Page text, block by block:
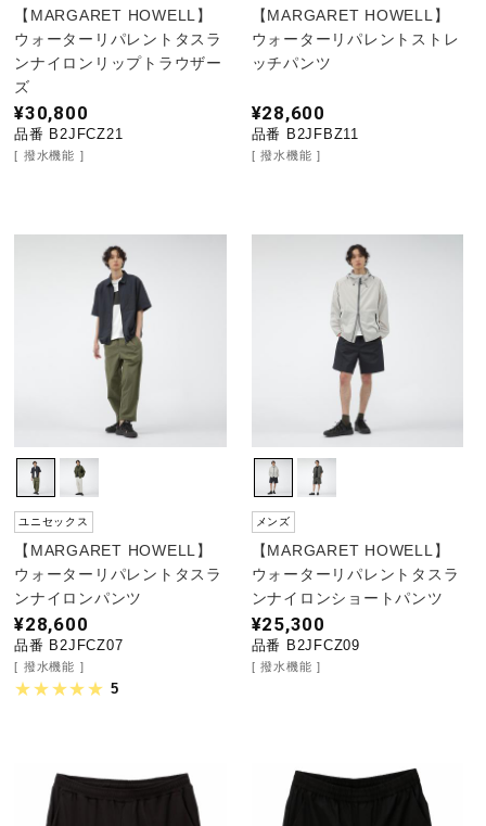
【MARGARET HOWELL】
ウォーターリパレントタスラ
ンナイロンリップトラウザー
ズ
¥30,800
品番 B2JFCZ21
撥水機能
【MARGARET HOWELL】
ウォーターリパレントストレ
ッチパンツ
¥28,600
品番 B2JFBZ11
撥水機能
ユニセックス
【MARGARET HOWELL】
ウォーターリパレントタスラ
ンナイロンパンツ
¥28,600
品番 B2JFCZ07
撥水機能
5
メンズ
【MARGARET HOWELL】
ウォーターリパレントタスラ
ンナイロンショートパンツ
¥25,300
品番 B2JFCZ09
撥水機能